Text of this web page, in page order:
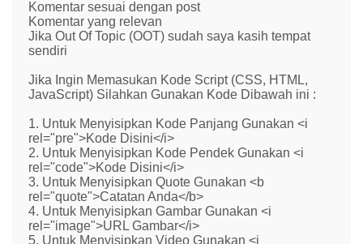
Komentar sesuai dengan post
Komentar yang relevan
Jika Out Of Topic (OOT) sudah saya kasih tempat
sendiri
Jika Ingin Memasukan Kode Script (CSS, HTML,
JavaScript) Silahkan Gunakan Kode Dibawah ini :
1. Untuk Menyisipkan Kode Panjang Gunakan <i
rel="pre">Kode Disini</i>
2. Untuk Menyisipkan Kode Pendek Gunakan <i
rel="code">Kode Disini</i>
3. Untuk Menyisipkan Quote Gunakan <b
rel="quote">Catatan Anda</b>
4. Untuk Menyisipkan Gambar Gunakan <i
rel="image">URL Gambar</i>
5. Untuk Menyisipkan Video Gunakan <i